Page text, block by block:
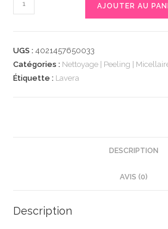
de
Sensitiv,
125
Profondeur
AJOUTER AU
UGS :4021457650033
Catégories : Nettoyage | Peeling |
Étiquette : Lavera
DESCRIPTION
AVIS (0)
Description